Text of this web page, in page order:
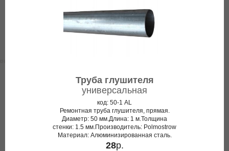
Труба глушителя
универсальная
код: 50-1 AL
Ремонтная труба глушителя, прямая.
Диаметр: 50 мм.Длина: 1 м.Толщина
стенки: 1.5 мм.Производитель: Polmostrow
Материал: Алюминизированная сталь.
28р.